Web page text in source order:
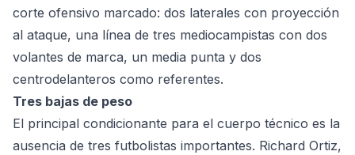
corte ofensivo marcado: dos laterales con proyección
al ataque, una línea de tres mediocampistas con dos
volantes de marca, un media punta y dos
centrodelanteros como referentes.
Tres bajas de peso
El principal condicionante para el cuerpo técnico es la
ausencia de tres futbolistas importantes. Richard Ortiz,